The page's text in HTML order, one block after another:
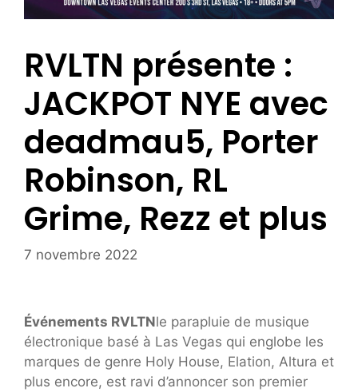
RVLTN présente :
JACKPOT NYE avec
deadmau5, Porter
Robinson, RL
Grime, Rezz et plus
7 novembre 2022
Événements RVLTNle parapluie de musique
électronique basé à Las Vegas qui englobe les
marques de genre Holy House, Elation, Altura et
plus encore, est ravi d’annoncer son premier